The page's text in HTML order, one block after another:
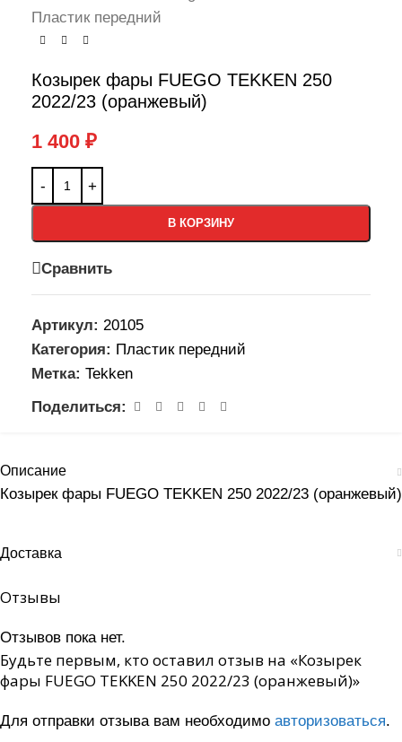
Пластик передний
Козырек фары FUEGO TEKKEN 250
2022/23 (оранжевый)
1 400 ₽
В КОРЗИНУ
Сравнить
Артикул: 20105
Категория: Пластик передний
Метка: Tekken
Поделиться:
Описание
Козырек фары FUEGO TEKKEN 250 2022/23 (оранжевый)
Доставка
Отзывы
Отзывов пока нет.
Будьте первым, кто оставил отзыв на «Козырек
фары FUEGO TEKKEN 250 2022/23 (оранжевый)»
Для отправки отзыва вам необходимо авторизоваться.